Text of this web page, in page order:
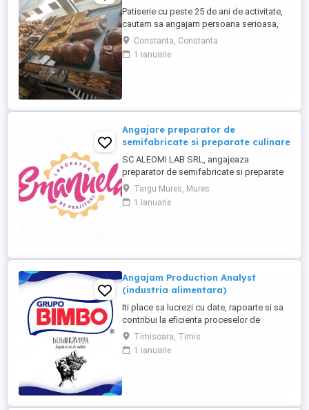
Patiserie cu peste 25 de ani de activitate,
cautam sa angajam persoana serioasa,
amabila,care sa ne ajute in activitatea de
vanzare (cu posibilitatea de calificare in
activitatea de productie) -Oferim contract
Constanta, Constanta
1 ianuarie
Angajare preparator de
semifabricate si preparate culinare
SC ALEOMI LAB SRL, angajeaza
preparator de semifabricate si preparate
culinare. Este disponibil un singur loc de
munca in localitatea Targu Mures, Str.
Ciucului nr. 12. Se ofera salariu minim pe
Targu Mures, Mures
1 ianuarie
Angajam Production Analyst
(industria alimentara)
Iti place sa lucrezi cu date, rapoarte si sa
contribui la eficienta proceselor de
productie? Te invitam sa te alaturi echipei
noastre in rolul de Production Analyst,
unde vei avea un rol important in
Timisoara, Timis
1 ianuarie